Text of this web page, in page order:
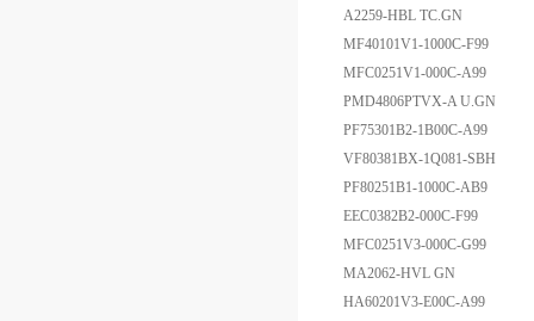
A2259-HBL TC.GN
MF40101V1-1000C-F99
MFC0251V1-000C-A99
PMD4806PTVX-A U.GN
PF75301B2-1B00C-A99
VF80381BX-1Q081-SBH
PF80251B1-1000C-AB9
EEC0382B2-000C-F99
MFC0251V3-000C-G99
MA2062-HVL GN
HA60201V3-E00C-A99